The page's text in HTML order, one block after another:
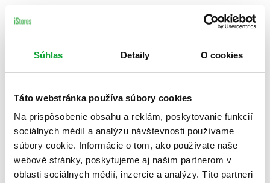
Súhlas Detaily O cookies
Táto webstránka používa súbory cookies
Na prispôsobenie obsahu a reklám, poskytovanie funkcií
sociálnych médií a analýzu návštevnosti používame
súbory cookie. Informácie o tom, ako používate naše
webové stránky, poskytujeme aj našim partnerom v
oblasti sociálnych médií, inzercie a analýzy. Títo partneri